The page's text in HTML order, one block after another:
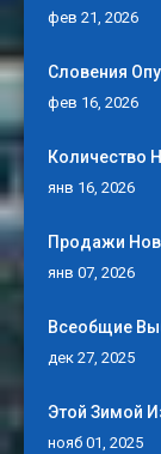
фев 21, 2026
Словения
фев 16, 2026
Количество
янв 16, 2026
Продажи
янв 07, 2026
Всеобщие
дек 27, 2025
Этой Зимой
нояб 01, 2025